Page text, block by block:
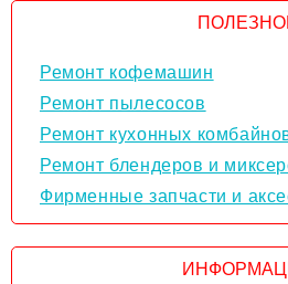
Ремонт кофемашин
Ремонт пылесосов
Ремонт кухонных
Ремонт блендеров и
Фирменные запчасти и